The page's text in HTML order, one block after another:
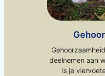
deelnemen aan
is je